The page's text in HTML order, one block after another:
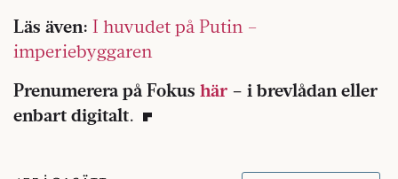
Läs även: I huvudet på Putin –
imperiebyggaren
Prenumerera på Fokus här – i brevlådan eller
enbart digitalt.